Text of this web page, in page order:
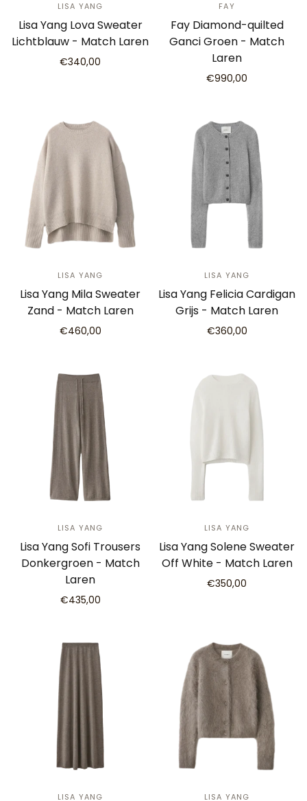
LISA YANG
Lisa Yang Lova Sweater
Lichtblauw - Match Laren
€340,00
FAY
Fay Diamond-quilted
Ganci Groen - Match
Laren
€990,00
LISA YANG
Lisa Yang Mila Sweater
Zand - Match Laren
€460,00
LISA YANG
Lisa Yang Felicia Cardigan
Grijs - Match Laren
€360,00
LISA YANG
Lisa Yang Sofi Trousers
Donkergroen - Match
Laren
€435,00
LISA YANG
Lisa Yang Solene Sweater
Off White - Match Laren
€350,00
LISA YANG LISA YANG